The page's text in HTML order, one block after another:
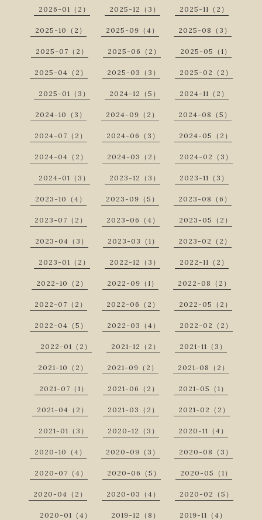
2026-01（2） 2025-12（3） 2025-11（2）
2025-10（2） 2025-09（4） 2025-08（3）
2025-07（2） 2025-06（2） 2025-05（1）
2025-04（2） 2025-03（3） 2025-02（2）
2025-01（3） 2024-12（5） 2024-11（2）
2024-10（3） 2024-09（2） 2024-08（5）
2024-07（2） 2024-06（3） 2024-05（2）
2024-04（2） 2024-03（2） 2024-02（3）
2024-01（3） 2023-12（3） 2023-11（3）
2023-10（4） 2023-09（5） 2023-08（6）
2023-07（2） 2023-06（4） 2023-05（2）
2023-04（3） 2023-03（1） 2023-02（2）
2023-01（2） 2022-12（3） 2022-11（2）
2022-10（2） 2022-09（1） 2022-08（2）
2022-07（2） 2022-06（2） 2022-05（2）
2022-04（5） 2022-03（4） 2022-02（2）
2022-01（2） 2021-12（2） 2021-11（3）
2021-10（2） 2021-09（2） 2021-08（2）
2021-07（1） 2021-06（2） 2021-05（1）
2021-04（2） 2021-03（2） 2021-02（2）
2021-01（3） 2020-12（3） 2020-11（4）
2020-10（4） 2020-09（3） 2020-08（3）
2020-07（4） 2020-06（5） 2020-05（1）
2020-04（2） 2020-03（4） 2020-02（5）
2020-01（4） 2019-12（8） 2019-11（4）